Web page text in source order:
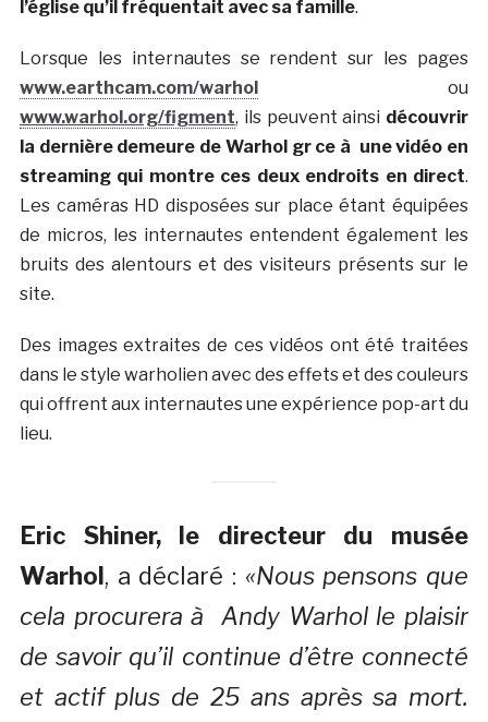
l’église qu’il fréquentait avec sa famille.
Lorsque les internautes se rendent sur les pages
www.earthcam.com/warhol
ou
www.warhol.org/figment, ils peuvent ainsi découvrir
la dernière demeure de Warhol gr ce à une vidéo en
streaming qui montre ces deux endroits en direct.
Les caméras HD disposées sur place étant équipées
de micros, les internautes entendent également les
bruits des alentours et des visiteurs présents sur le
site.
Des images extraites de ces vidéos ont été traitées
dans le style warholien avec des effets et des couleurs
qui offrent aux internautes une expérience pop-art du
lieu.
Eric Shiner, le directeur du musée
Warhol , a déclaré : «Nous pensons que
cela procurera à Andy Warhol le plaisir
de savoir qu’il continue d’être connecté
et actif plus de 25 ans après sa mort.